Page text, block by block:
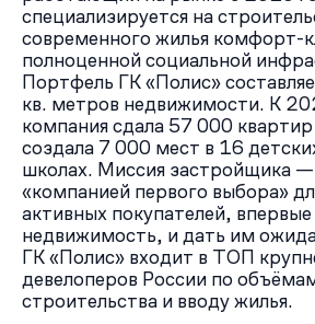
специализируется на
современного жилья комфорт-
полноценной социальной
Портфель ГК «Полис»
кв. метров недвижимости. К
компания сдала 57 000
создала 7 000 мест в 16
школах. Миссия застройщика
«компанией первого выбора»
активных покупателей,
недвижимость, и дать им
ГК «Полис» входит в ТОП
девелоперов России по
строительства и вводу жилья.